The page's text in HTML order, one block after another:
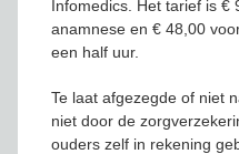
Infomedics. Het tarief is €
anamnese en € 48,00
een half uur.
Te laat afgezegde of niet
niet door de
ouders zelf in rekening